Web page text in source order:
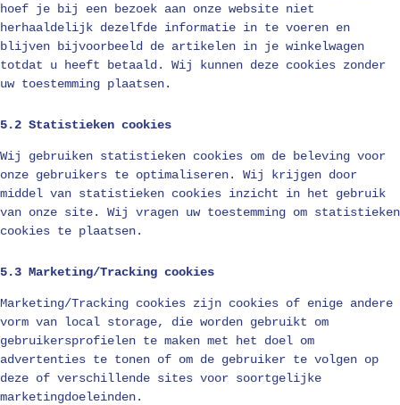
hoef je bij een bezoek aan onze website niet
herhaaldelijk dezelfde informatie in te voeren en
blijven bijvoorbeeld de artikelen in je winkelwagen
totdat u heeft betaald. Wij kunnen deze cookies zonder
uw toestemming plaatsen.
5.2 Statistieken cookies
Wij gebruiken statistieken cookies om de beleving voor
onze gebruikers te optimaliseren. Wij krijgen door
middel van statistieken cookies inzicht in het gebruik
van onze site. Wij vragen uw toestemming om statistieken
cookies te plaatsen.
5.3 Marketing/Tracking cookies
Marketing/Tracking cookies zijn cookies of enige andere
vorm van local storage, die worden gebruikt om
gebruikersprofielen te maken met het doel om
advertenties te tonen of om de gebruiker te volgen op
deze of verschillende sites voor soortgelijke
marketingdoeleinden.